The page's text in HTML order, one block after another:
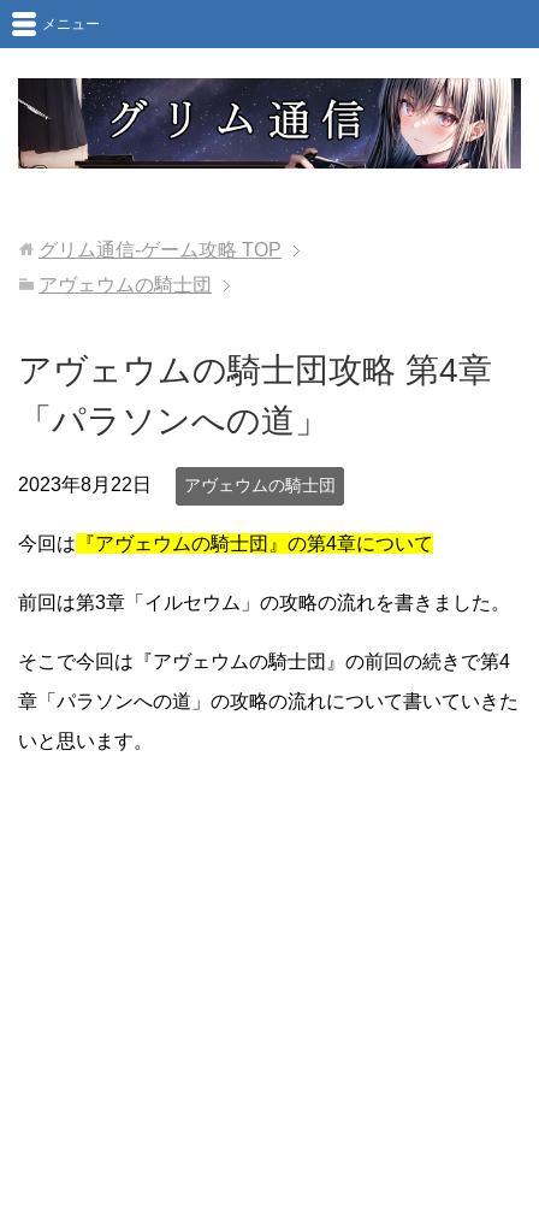
メニュー
グリム通信-ゲーム攻略 TOP
アヴェウムの騎士団
アヴェウムの騎士団攻略 第4章
「パラソンへの道」
2023年8月22日 アヴェウムの騎士団
今回は 『アヴェウムの騎士団』の第4章について
前回は第3章「イルセウム」の攻略の流れを書きました。
そこで今回は『アヴェウムの騎士団』の前回の続きで第4
章「パラソンへの道」の攻略の流れについて書いていきた
いと思います。